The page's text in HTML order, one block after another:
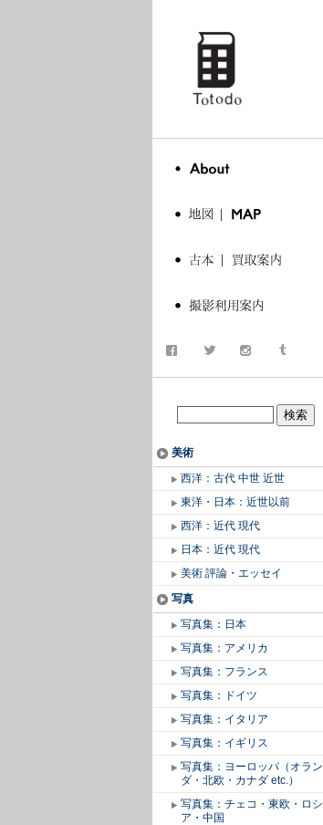
美術
西洋：古代 中世 近世
東洋・日本：近世以前
西洋：近代 現代
日本：近代 現代
美術 評論・エッセイ
写真
写真集：日本
写真集：アメリカ
写真集：フランス
写真集：ドイツ
写真集：イタリア
写真集：イギリス
写真集：ヨーロッパ（オラン
ダ・北欧・カナダ etc.）
写真集：チェコ・東欧・ロシ
ア・中国